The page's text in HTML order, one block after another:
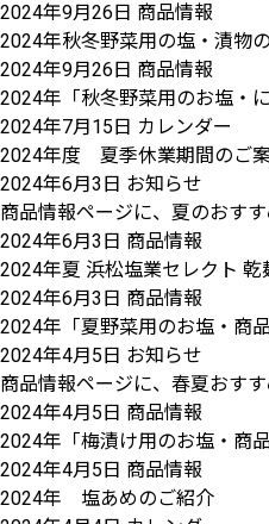
2024年9月26日 商品情報
2024年秋冬野菜用の塩・漬物
2024年9月26日 商品情報
2024年「秋冬野菜用のお塩・
2024年7月15日 カレンダー
2024年度 夏季休業期間のご
2024年6月3日 お知らせ
商品情報ページに、夏のおす
2024年6月3日 商品情報
2024年夏 浜松塩業セレクト 乾
2024年6月3日 商品情報
2024年「夏野菜用のお塩・商
2024年4月5日 お知らせ
商品情報ページに、春夏おす
2024年4月5日 商品情報
2024年「梅漬け用のお塩・商
2024年4月5日 商品情報
2024年 塩あめのご紹介